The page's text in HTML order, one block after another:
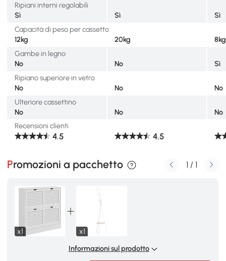
Ripiani interni regolabili
Sì
Sì
Sì
Capacità di peso per cassetto
12kg
20kg
8kg
Gambe in legno
No
No
Sì
Ripiano superiore in vetro
No
No
No
Ulteriore cassettino
No
No
No
Recensioni clienti
4.5 4.5
Promozioni a pacchetto
x1
x1
Informazioni sul prodotto
1 / 1